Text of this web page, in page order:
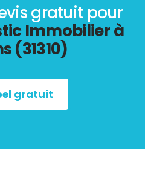
gratuit pour
Immobilier à
(31310)
gratuit